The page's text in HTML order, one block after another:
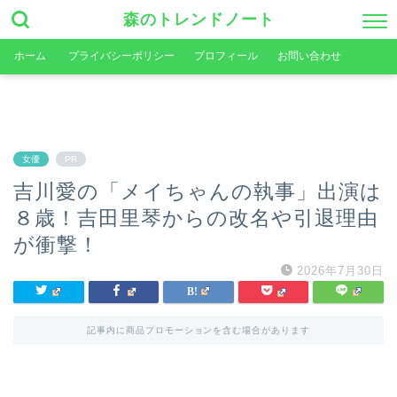
森のトレンドノート
ホーム プライバシーポリシー プロフィール お問い合わせ
女優 PR
吉川愛の「メイちゃんの執事」出演は
８歳！吉田里琴からの改名や引退理由
が衝撃！
2026年7月30日
記事内に商品プロモーションを含む場合があります